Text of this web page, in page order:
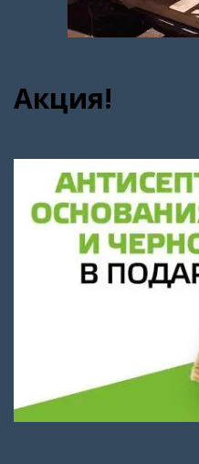
Акция!